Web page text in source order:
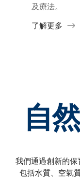
及療法。
了解更多
自
我們通過創新的保
包括水質、空氣